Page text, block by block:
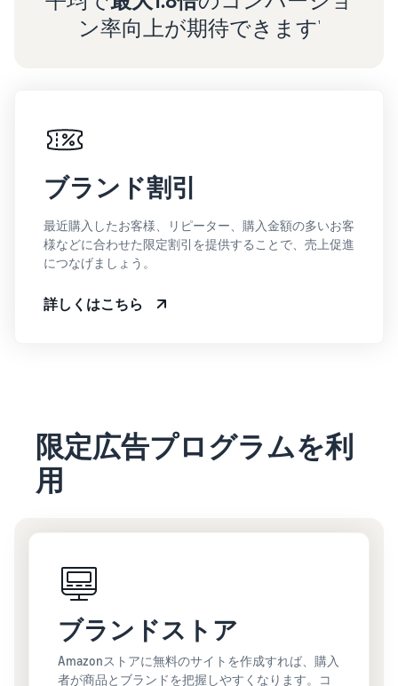
ン率向上が期待できます¹
ブランド割引
最近購入したお客様、リピーター、購入金額の多いお客
様などに合わせた限定割引を提供することで、売上促進
につなげましょう。
詳しくはこちら
限定広告プログラムを利
用
ブランドストア
Amazonストアに無料のサイトを作成すれば、購入
者が商品とブランドを把握しやすくなります。コ